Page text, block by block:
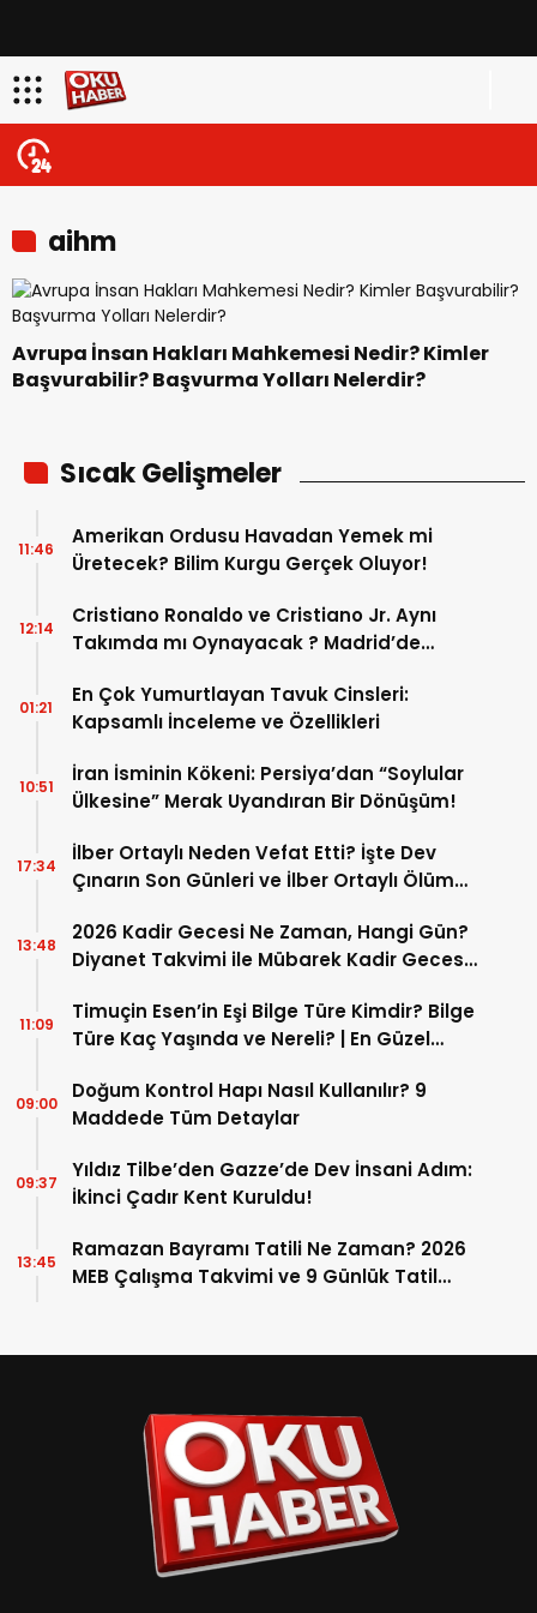
aihm
Avrupa İnsan Hakları Mahkemesi Nedir? Kimler
Başvurabilir? Başvurma Yolları Nelerdir?
Sıcak Gelişmeler
Amerikan Ordusu Havadan Yemek mi
Üretecek? Bilim Kurgu Gerçek Oluyor!
11:46
Cristiano Ronaldo ve Cristiano Jr. Aynı
Takımda mı Oynayacak ? Madrid’de
12:14
En Çok Yumurtlayan Tavuk Cinsleri:
Kapsamlı İnceleme ve Özellikleri
01:21
İran İsminin Kökeni: Persiya’dan “Soylular
Ülkesine” Merak Uyandıran Bir Dönüşüm!
10:51
İlber Ortaylı Neden Vefat Etti? İşte Dev
Çınarın Son Günleri ve İlber Ortaylı Ölüm
17:34
2026 Kadir Gecesi Ne Zaman, Hangi Gün?
Diyanet Takvimi ile Mübarek Kadir Gecesi
13:48
Timuçin Esen’in Eşi Bilge Türe Kimdir? Bilge
Türe Kaç Yaşında ve Nereli? | En Güzel
11:09
Doğum Kontrol Hapı Nasıl Kullanılır? 9
Maddede Tüm Detaylar
09:00
Yıldız Tilbe’den Gazze’de Dev İnsani Adım:
İkinci Çadır Kent Kuruldu!
09:37
Ramazan Bayramı Tatili Ne Zaman? 2026
MEB Çalışma Takvimi ve 9 Günlük Tatil
13:45